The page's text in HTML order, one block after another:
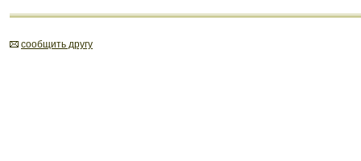
cообщить другу